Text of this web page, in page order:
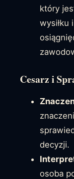
który
wysiłku
Cesarz i
decyzji.
osoba